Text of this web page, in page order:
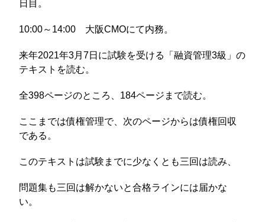
日目。
10:00～14:00 大阪CMOにて内務。
来年2021年3月7日に試験を受ける「融資管理3級」の
テキストを読む。
全398ページのところ、184ページまで読む。
ここまでは債権管理で、次のページからは債権回収
である。
このテキストは試験までに少なくとも三回は読み、
問題集も三回は解かないと合格ラインには届かな
い。